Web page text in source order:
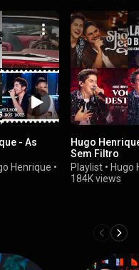
- As
Henrique •
Hugo
Sem Filtro
Playlist • Hugo
184K views